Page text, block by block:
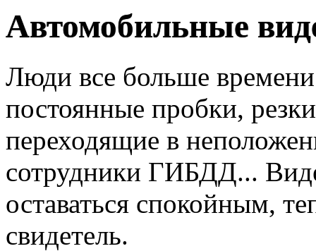
Автомобильные
Люди все больше
постоянные пробки,
переходящие в
сотрудники ГИБДД...
оставаться спокойным,
свидетель.